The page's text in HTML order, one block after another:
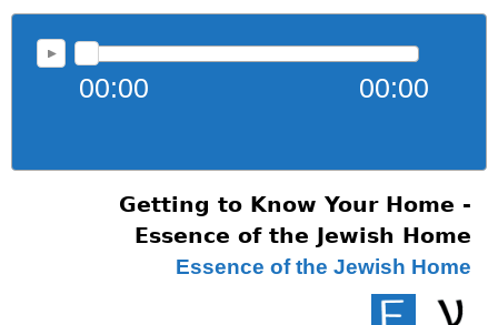
00:00 00:00
Getting to Know Your Home -
Essence of the Jewish Home
Essence of the Jewish Home